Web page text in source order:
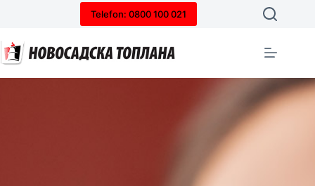
Telefon: 0800 100 021